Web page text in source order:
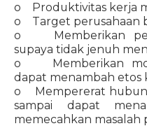
o Produktivitas kerja
o Target perusahaan
o Memberikan
supaya tidak jenuh
o Memberikan
dapat menambah etos
o Mempererat
sampai dapat
memecahkan masalah